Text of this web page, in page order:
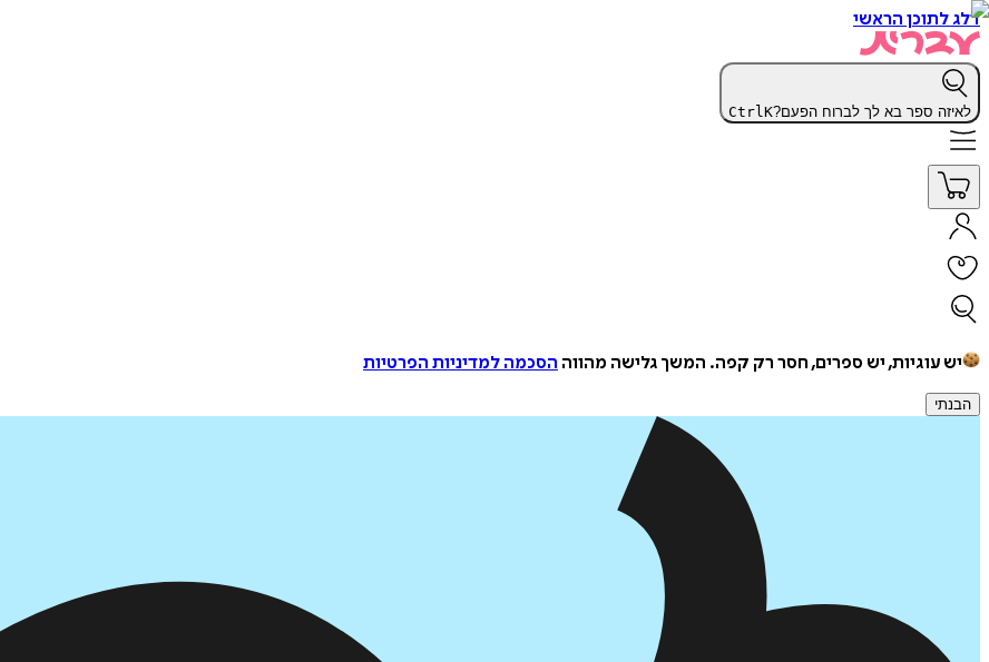
דלג לתוכן הראשי
לאיזה ספר בא לך לברוח הפעם? CtrlK
יש עוגיות, יש ספרים, חסר רק קפה. המשך גלישה מהווה הסכמה למדיניות הפרטיות
הבנתי